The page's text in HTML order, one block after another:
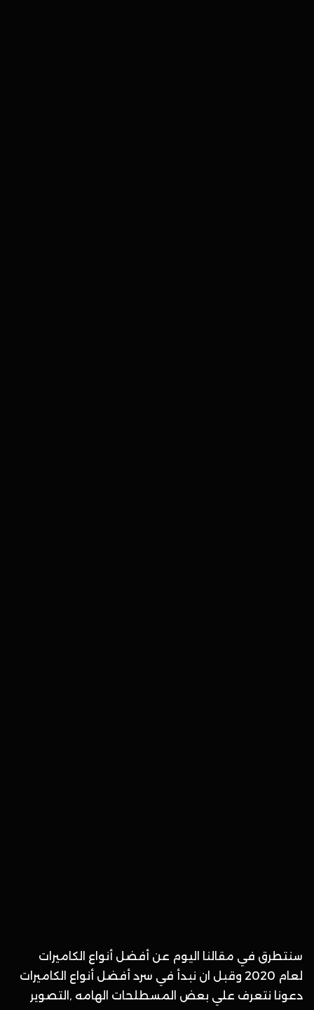
سنتطرق في مقالنا اليوم عن أفضل أنواع الكاميرات
لعام 2020 وقبل ان نبدأ في سرد أفضل أنواع الكاميرات
دعونا نتعرف علي بعض المسطلحات الهامه ,التصوير